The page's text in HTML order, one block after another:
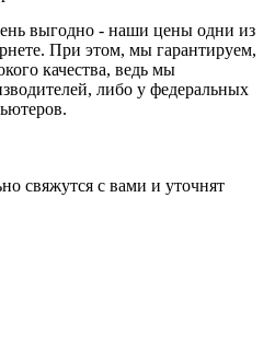
выгодно - наши цены одни из
При этом, мы гарантируем,
качества, ведь мы
либо у федеральных
свяжутся с вами и уточнят